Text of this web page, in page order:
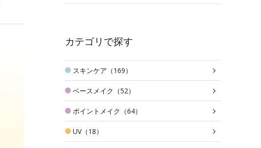
カテゴリで探す
スキンケア（169）
ベースメイク（52）
ポイントメイク（64）
UV（18）